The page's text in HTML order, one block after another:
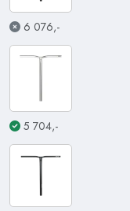
6 076,-
5 704,-